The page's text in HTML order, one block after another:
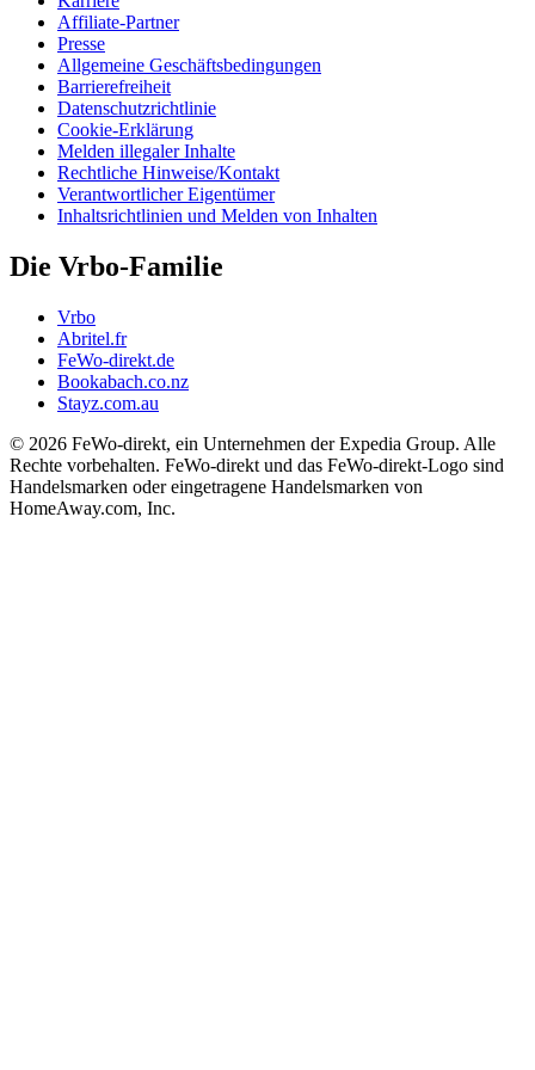
Affiliate-Partner
Presse
Allgemeine Geschäftsbedingungen
Barrierefreiheit
Datenschutzrichtlinie
Cookie-Erklärung
Melden illegaler Inhalte
Rechtliche Hinweise/Kontakt
Verantwortlicher Eigentümer
Inhaltsrichtlinien und Melden von Inhalten
Die Vrbo-Familie
Vrbo
Abritel.fr
FeWo-direkt.de
Bookabach.co.nz
Stayz.com.au
© 2026 FeWo-direkt, ein Unternehmen der Expedia Group. Alle
Rechte vorbehalten. FeWo-direkt und das FeWo-direkt-Logo sind
Handelsmarken oder eingetragene Handelsmarken von
HomeAway.com, Inc.